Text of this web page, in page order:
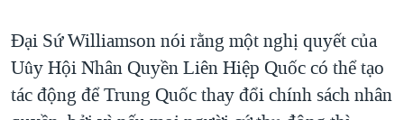
BÊN KIA QUỐC LỘ: TIẾNG VỌNG TỪ NÔNG THÔN MỸ
QUAN HỆ VIỆT MỸ
Đại Sứ Williamson nói rằng một nghị quyết của
Uûy Hội Nhân Quyền Liên Hiệp Quốc có thể tạo
tác động để Trung Quốc thay đổi chính sách nhân